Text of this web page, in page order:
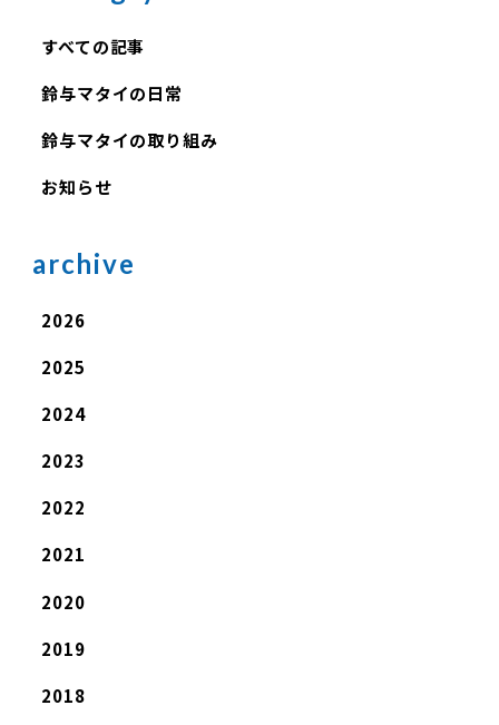
すべての記事
鈴与マタイの日常
鈴与マタイの取り組み
お知らせ
archive
2026
2025
2024
2023
2022
2021
2020
2019
2018